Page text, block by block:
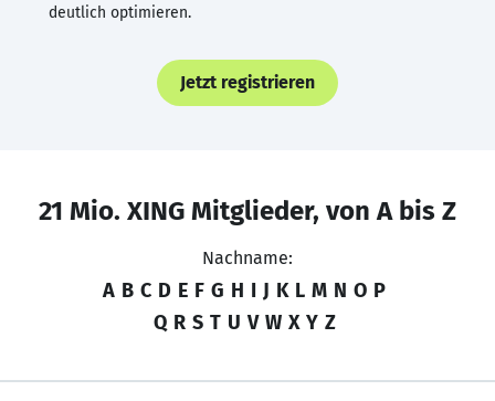
deutlich optimieren.
Jetzt registrieren
21 Mio. XING Mitglieder, von A bis Z
Nachname:
A B C D E F G H I J K L M N O P
Q R S T U V W X Y Z